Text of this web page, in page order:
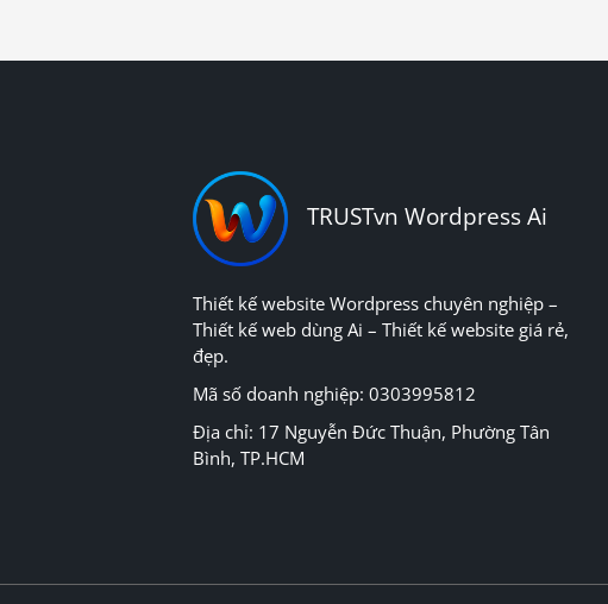
TRUSTvn Wordpress Ai
Thiết kế website Wordpress chuyên nghiệp –
Thiết kế web dùng Ai – Thiết kế website giá rẻ,
đẹp.
Mã số doanh nghiệp: 0303995812
Địa chỉ: 17 Nguyễn Đức Thuận, Phường Tân
Bình, TP.HCM